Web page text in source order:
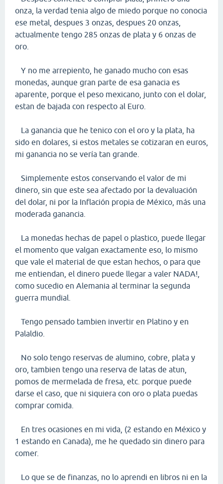
onza, la verdad tenia algo de miedo porque no conocia
ese metal, despues 3 onzas, despues 20 onzas,
actualmente tengo 285 onzas de plata y 6 onzas de
oro.
Y no me arrepiento, he ganado mucho con esas
monedas, aunque gran parte de esa ganacia es
aparente, porque el peso mexicano, junto con el dolar,
estan de bajada con respecto al Euro.
La ganancia que he tenico con el oro y la plata, ha
sido en dolares, si estos metales se cotizaran en euros,
mi ganancia no se vería tan grande.
Simplemente estos conservando el valor de mi
dinero, sin que este sea afectado por la devaluación
del dolar, ni por la Inflación propia de México, más una
moderada ganancia.
La monedas hechas de papel o plastico, puede llegar
el momento que valgan exactamente eso, lo mismo
que vale el material de que estan hechos, o para que
me entiendan, el dinero puede llegar a valer NADA!,
como sucedio en Alemania al terminar la segunda
guerra mundial.
Tengo pensado tambien invertir en Platino y en
Palaldio.
No solo tengo reservas de alumino, cobre, plata y
oro, tambien tengo una reserva de latas de atun,
pomos de mermelada de fresa, etc. porque puede
darse el caso, que ni siquiera con oro o plata puedas
comprar comida.
En tres ocasiones en mi vida, (2 estando en México y
1 estando en Canada), me he quedado sin dinero para
comer.
Lo que se de finanzas, no lo aprendi en libros ni en la